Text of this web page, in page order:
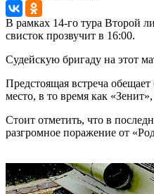
В рамках 14-го тура Второй
свисток прозвучит в 16:00.
Судейскую бригаду на этот
Предстоящая встреча
место, в то время как
Стоит отметить, что в
разгромное поражение от